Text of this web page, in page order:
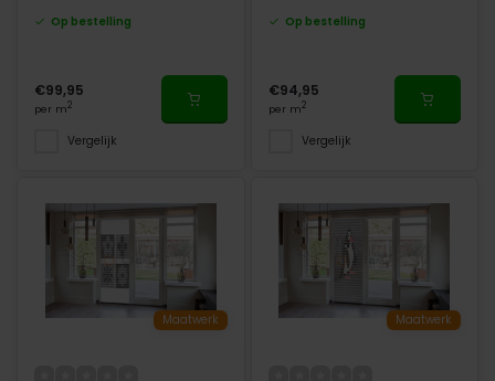
Op bestelling
€99,95
per m2
Vergelijk
Op bestelling
€94,95
per m2
Vergelijk
Maatwerk Maatwerk